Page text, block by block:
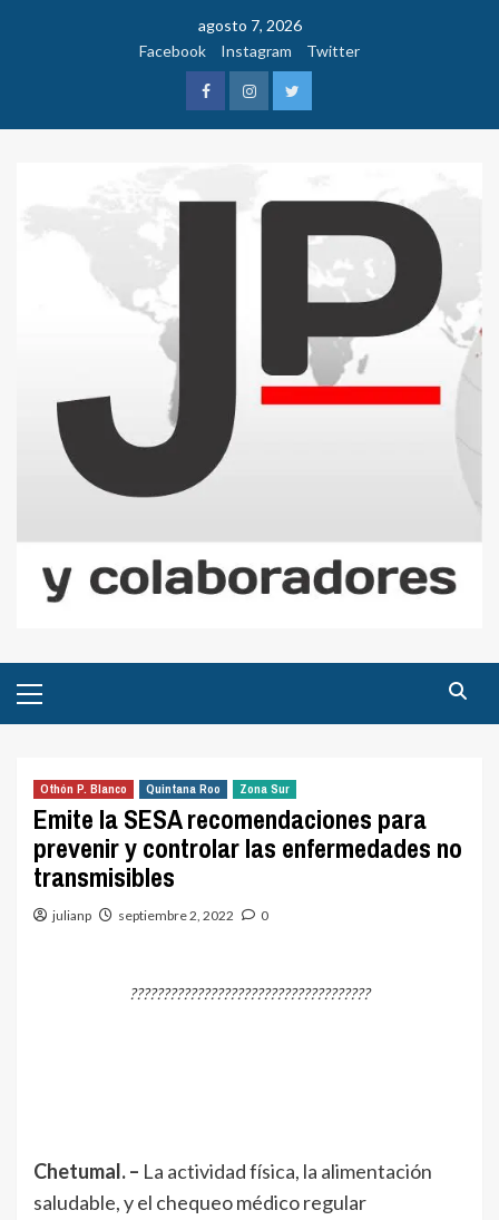
agosto 7, 2026
Facebook
Instagram Twitter
FacebookInstagramTwitter
principal
Othón P. Blanco Quintana Roo Zona Sur
Emite la SESA recomendaciones para
prevenir y controlar las enfermedades no
transmisibles
julianp septiembre 2, 2022 0
????????????????????????????????????
Chetumal. – La actividad física, la alimentación
saludable, y el chequeo médico regular